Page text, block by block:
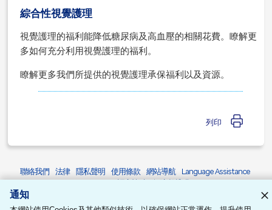
綜合性視覺護理
視覺護理的福利能降低糖尿病及高血壓的相關花費。瞭解更
多如何充分利用視覺護理的福利。
瞭解更多我們所提供的視覺護理承保福利以及資源。
列印
聯絡我們 法律 隱私聲明 使用條款 網站導航
Language Assistance
通知